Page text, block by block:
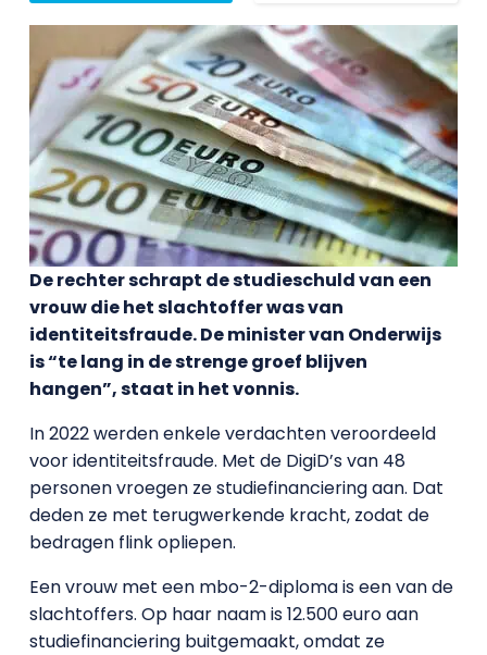
De rechter schrapt de studieschuld van een
vrouw die het slachtoffer was van
identiteitsfraude. De minister van Onderwijs
is “te lang in de strenge groef blijven
hangen”, staat in het vonnis.
In 2022 werden enkele verdachten veroordeeld
voor identiteitsfraude. Met de DigiD’s van 48
personen vroegen ze studiefinanciering aan. Dat
deden ze met terugwerkende kracht, zodat de
bedragen flink opliepen.
Een vrouw met een mbo-2-diploma is een van de
slachtoffers. Op haar naam is 12.500 euro aan
studiefinanciering buitgemaakt, omdat ze